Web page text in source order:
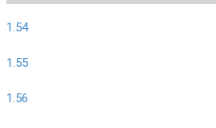
1.54
1.55
1.56